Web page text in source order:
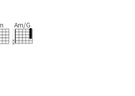
Am/G